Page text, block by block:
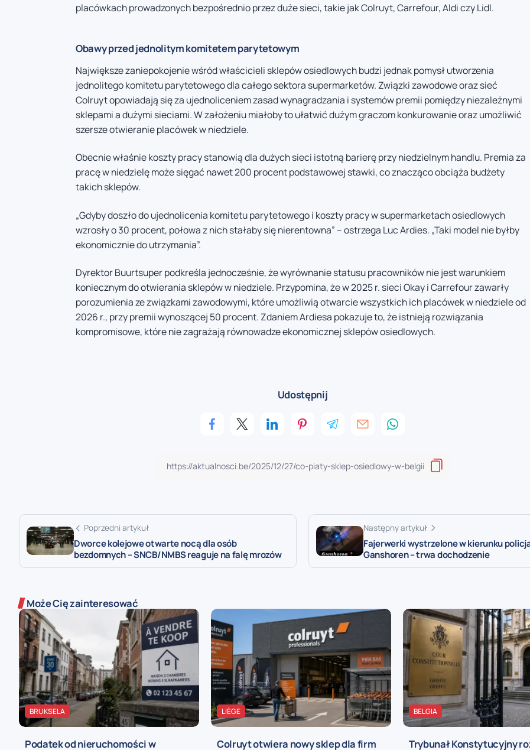
placówkach prowadzonych bezpośrednio przez duże sieci, takie jak Colruyt, Carrefour, Aldi czy Lidl.
Obawy przed jednolitym komitetem parytetowym
Największe zaniepokojenie wśród właścicieli sklepów osiedlowych budzi jednak pomysł utworzenia
jednolitego komitetu parytetowego dla całego sektora supermarketów. Związki zawodowe oraz sieć
Colruyt opowiadają się za ujednoliceniem zasad wynagradzania i systemów premii pomiędzy niezależnymi
sklepami a dużymi sieciami. W założeniu miałoby to ułatwić dużym graczom konkurowanie oraz umożliwić
szersze otwieranie placówek w niedziele.
Obecnie właśnie koszty pracy stanowią dla dużych sieci istotną barierę przy niedzielnym handlu. Premia za
pracę w niedzielę może sięgać nawet 200 procent podstawowej stawki, co znacząco obciąża budżety
takich sklepów.
„Gdyby doszło do ujednolicenia komitetu parytetowego i koszty pracy w supermarketach osiedlowych
wzrosły o 30 procent, połowa z nich stałaby się nierentowna” – ostrzega Luc Ardies. „Taki model nie byłby
ekonomicznie do utrzymania”.
Dyrektor Buurtsuper podkreśla jednocześnie, że wyrównanie statusu pracowników nie jest warunkiem
koniecznym do otwierania sklepów w niedziele. Przypomina, że w 2025 r. sieci Okay i Carrefour zawarły
porozumienia ze związkami zawodowymi, które umożliwią otwarcie wszystkich ich placówek w niedziele od
2026 r., przy premii wynoszącej 50 procent. Zdaniem Ardiesa pokazuje to, że istnieją rozwiązania
kompromisowe, które nie zagrażają równowadze ekonomicznej sklepów osiedlowych.
Udostępnij
Poprzedni artykuł
Dworce kolejowe otwarte nocą dla osób
bezdomnych – SNCB/NMBS reaguje na falę mrozów
Następny artykuł
Fajerwerki wystrzelone w kierunku
Ganshoren – trwa dochodzenie
Może Cię zainteresować
BRUKSELA
Podatek od nieruchomości w
LIÈGE
Colruyt otwiera nowy sklep dla firm
BELGIA
Trybunał Konstytucyjny